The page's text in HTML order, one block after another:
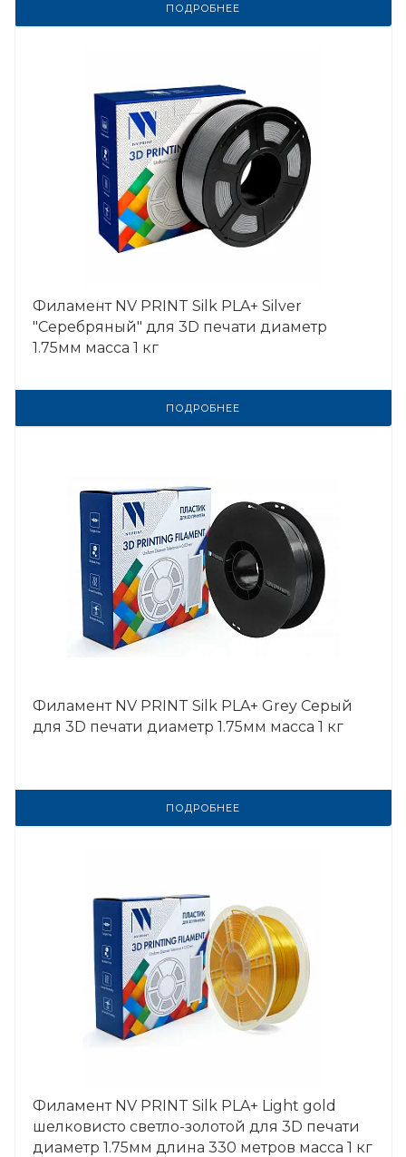
ПОДРОБНЕЕ
Филамент NV PRINT Silk PLA+ Silver
"Серебряный" для 3D печати диаметр
1.75мм масса 1 кг
ПОДРОБНЕЕ
Филамент NV PRINT Silk PLA+ Grey Серый
для 3D печати диаметр 1.75мм масса 1 кг
ПОДРОБНЕЕ
Филамент NV PRINT Silk PLA+ Light gold
шелковисто светло-золотой для 3D печати
диаметр 1.75мм длина 330 метров масса 1 кг